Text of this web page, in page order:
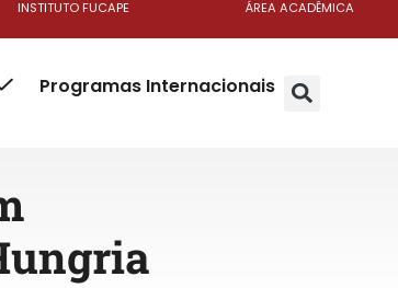
INSTITUTO FUCAPE ÁREA ACADÊMICA
Programas Internacionais